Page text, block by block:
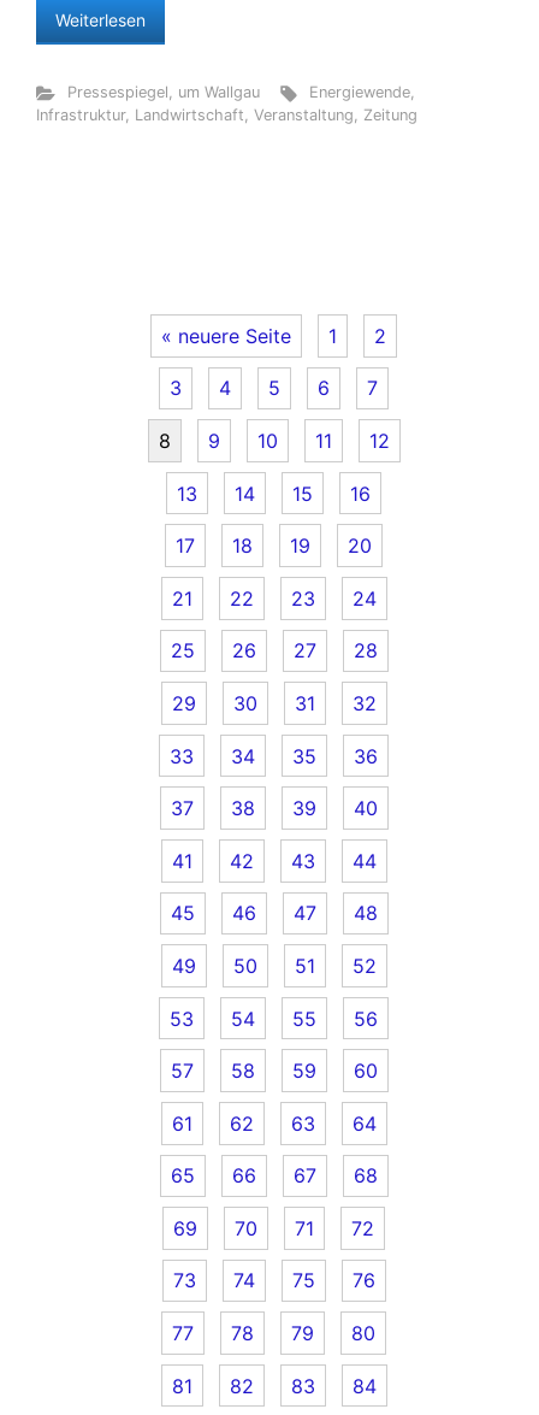
Weiterlesen
Pressespiegel, um Wallgau Energiewende,
Infrastruktur, Landwirtschaft, Veranstaltung, Zeitung
« neuere Seite 1 2
3 4 5 6 7
8 9 10 11 12
13 14 15 16
17 18 19 20
21 22 23 24
25 26 27 28
29 30 31 32
33 34 35 36
37 38 39 40
41 42 43 44
45 46 47 48
49 50 51 52
53 54 55 56
57 58 59 60
61 62 63 64
65 66 67 68
69 70 71 72
73 74 75 76
77 78 79 80
81 82 83 84